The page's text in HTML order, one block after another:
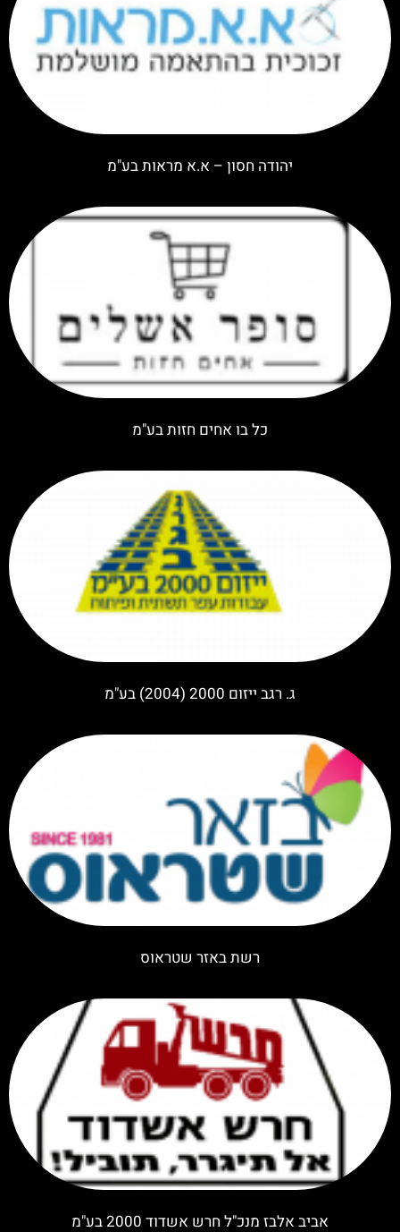
יהודה חסון – א.א מראות בע"מ
כל בו אחים חזות בע"מ
ג. רגב ייזום 2000 (2004) בע"מ
רשת באזר שטראוס
אביב אלבז מנכ"ל חרש אשדוד 2000 בע"מ